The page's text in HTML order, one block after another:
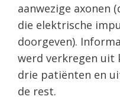
aanwezige axonen
die elektrische
doorgeven).
werd verkregen uit
drie patiënten en
de rest.